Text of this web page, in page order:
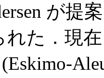
が提
た．現